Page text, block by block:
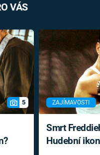
VÁS
5 ZAJÍMAVOSTI
Smrt
Hudební